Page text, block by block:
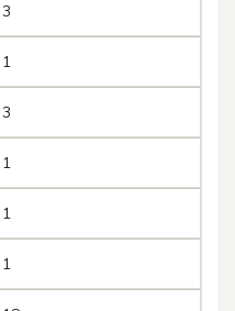
3
1
3
1
1
1